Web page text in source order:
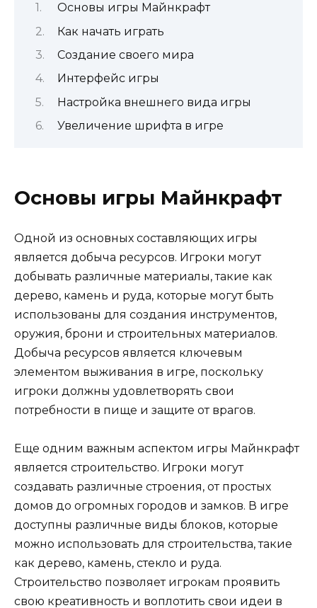
Основы игры Майнкрафт
Как начать играть
Создание своего мира
Интерфейс игры
Настройка внешнего вида игры
Увеличение шрифта в игре
Основы игры Майнкрафт
Одной из основных составляющих игры
является добыча ресурсов. Игроки могут
добывать различные материалы, такие как
дерево, камень и руда, которые могут быть
использованы для создания инструментов,
оружия, брони и строительных материалов.
Добыча ресурсов является ключевым
элементом выживания в игре, поскольку
игроки должны удовлетворять свои
потребности в пище и защите от врагов.
Еще одним важным аспектом игры Майнкрафт
является строительство. Игроки могут
создавать различные строения, от простых
домов до огромных городов и замков. В игре
доступны различные виды блоков, которые
можно использовать для строительства, такие
как дерево, камень, стекло и руда.
Строительство позволяет игрокам проявить
свою креативность и воплотить свои идеи в